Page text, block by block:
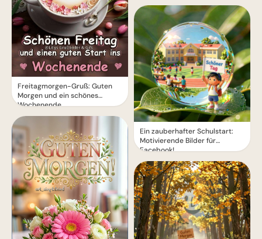
Freitagmorgen-Gruß: Guten
Morgen und ein schönes
Wochenende
Ein zauberhafter Schulstart:
Motivierende Bilder für
Facebook!